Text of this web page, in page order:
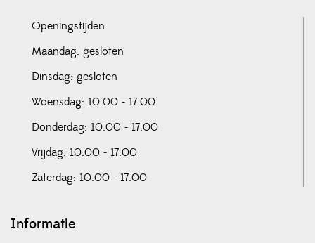
Openingstijden
Maandag: gesloten
Dinsdag: gesloten
Woensdag: 10.00 - 17.00
Donderdag: 10.00 - 17.00
Vrijdag: 10.00 - 17.00
Zaterdag: 10.00 - 17.00
Informatie